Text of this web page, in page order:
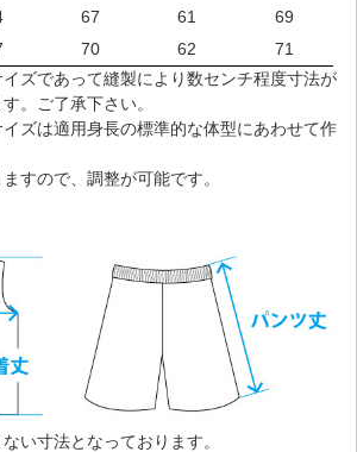
67 61
69
70 62
71
ズであって縫製により数センチ程度寸法が
。ご了承下さい。
ズは適用身長の標準的な体型にあわせて作
すので、調整が可能です。
い寸法となっております。